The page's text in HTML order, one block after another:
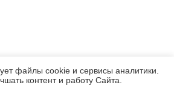
файлы cookie и сервисы аналитики.
контент и работу Cайта.